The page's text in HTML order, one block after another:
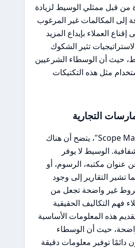
قبل ممثلي الوسيط لزيادة
إلى المكالمات غير المرغوب
العملاء بإيداع المزيد
تثير الشكوك
حيث أن الوسطاء الشرعيين
مثل هذه التكتيكات
التجارية
عند تقييم "Scope Markets"، يتضح أن هناك
الوسيط لا يوفر
عنوان مكتبه، الرسوم، أو
تشير التقارير إلى وجود
غير واضحة تجعل من
فهم التكاليف الحقيقية
هذه المعلومات الأساسية
حيث أن الوسطاء
دائمًا توفير معلومات دقيقة